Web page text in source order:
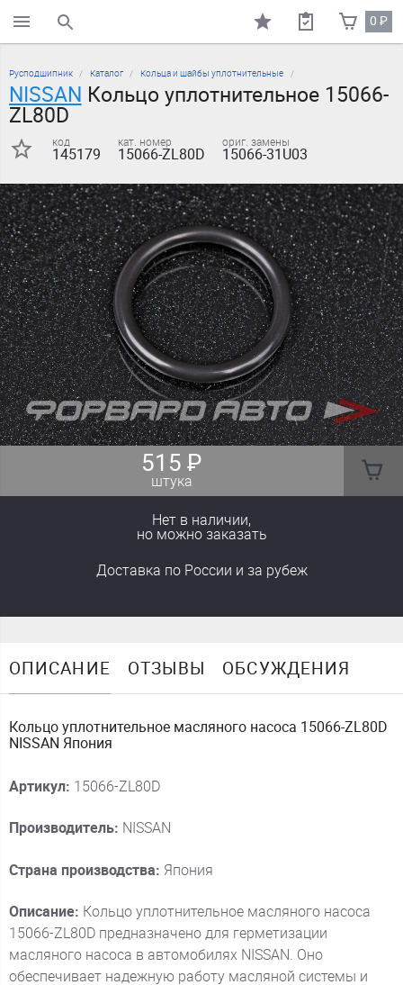
поиск по каталогу 0₽
Русподшипник Каталог Кольца и шайбы уплотнительные
NISSAN Кольцо уплотнительное 15066-
ZL80D
код
145179
кат. номер
15066-ZL80D
ориг. замены
15066-31U03
515₽
штука
Нет в наличии,
но можно заказать
Доставка по России и за рубеж
ОПИСАНИЕ ОТЗЫВЫ ОБСУЖДЕНИЯ
Кольцо уплотнительное масляного насоса 15066-ZL80D
NISSAN Япония
Артикул: 15066-ZL80D
Производитель: NISSAN
Страна производства: Япония
Описание: Кольцо уплотнительное масляного насоса
15066-ZL80D предназначено для герметизации
масляного насоса в автомобилях NISSAN. Оно
обеспечивает надежную работу масляной системы и